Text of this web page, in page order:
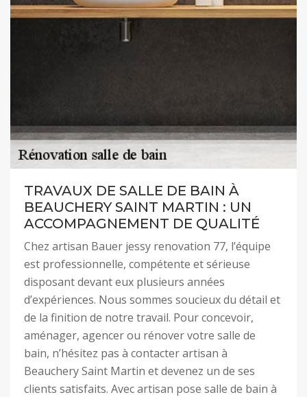
TRAVAUX DE SALLE DE BAIN À
BEAUCHERY SAINT MARTIN : UN
ACCOMPAGNEMENT DE QUALITÉ
Chez artisan Bauer jessy renovation 77, l’équipe
est professionnelle, compétente et sérieuse
disposant devant eux plusieurs années
d’expériences. Nous sommes soucieux du détail et
de la finition de notre travail. Pour concevoir,
aménager, agencer ou rénover votre salle de
bain, n’hésitez pas à contacter artisan à
Beauchery Saint Martin et devenez un de ses
clients satisfaits. Avec artisan pose salle de bain à